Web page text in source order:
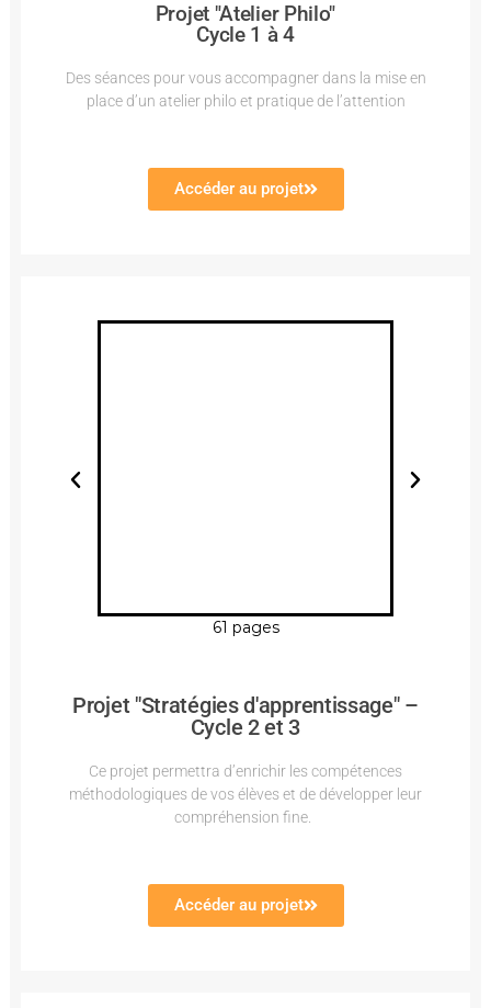
Projet "Atelier Philo"
Cycle 1 à 4
Des séances pour vous accompagner dans la mise en
place d’un atelier philo et pratique de l’attention
Accéder au projet
61 pages
Projet "Stratégies d'apprentissage" –
Cycle 2 et 3
Ce projet permettra d’enrichir les compétences
méthodologiques de vos élèves et de développer leur
compréhension fine.
Accéder au projet